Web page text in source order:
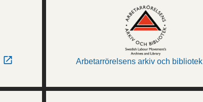
Arbetarrörelsens arkiv och bibliotek